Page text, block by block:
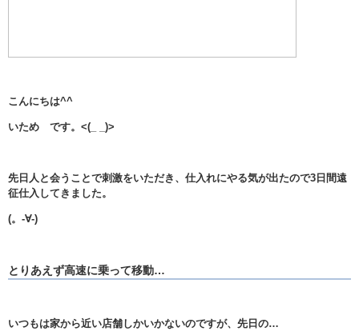
こんにちは^^
いため です。<(_ _)>
先日人と会うことで刺激をいただき、仕入れにやる気が出たので3日間遠
征仕入してきました。
(。-∀-)
とりあえず高速に乗って移動…
いつもは家から近い店舗しかいかないのですが、先日の…